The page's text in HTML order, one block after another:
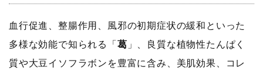
血行促進、整腸作用、風邪の初期症状の緩和といった
多様な効能で知られる「葛 」、良質な植物性たんぱく
質や大豆イソフラボンを豊富に含み、美肌効果、コレ